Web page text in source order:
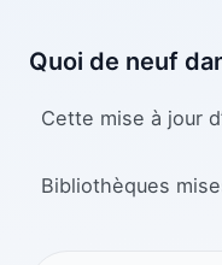
Quoi de neuf
Cette mise à jour
Bibliothèques